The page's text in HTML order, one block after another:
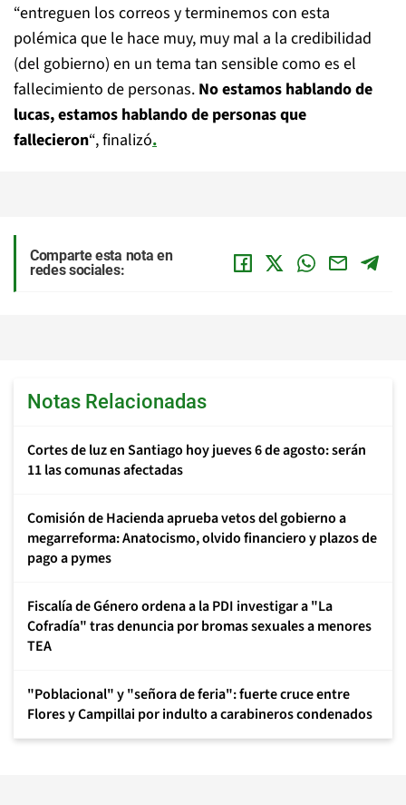
“entreguen los correos y terminemos con esta
polémica que le hace muy, muy mal a la credibilidad
(del gobierno) en un tema tan sensible como es el
fallecimiento de personas. No estamos hablando de
lucas, estamos hablando de personas que
fallecieron“, finalizó.
Comparte esta nota en
redes sociales:
Notas Relacionadas
Cortes de luz en Santiago hoy jueves 6 de agosto: serán
11 las comunas afectadas
Comisión de Hacienda aprueba vetos del gobierno a
megarreforma: Anatocismo, olvido financiero y plazos de
pago a pymes
Fiscalía de Género ordena a la PDI investigar a "La
Cofradía" tras denuncia por bromas sexuales a menores
TEA
"Poblacional" y "señora de feria": fuerte cruce entre
Flores y Campillai por indulto a carabineros condenados